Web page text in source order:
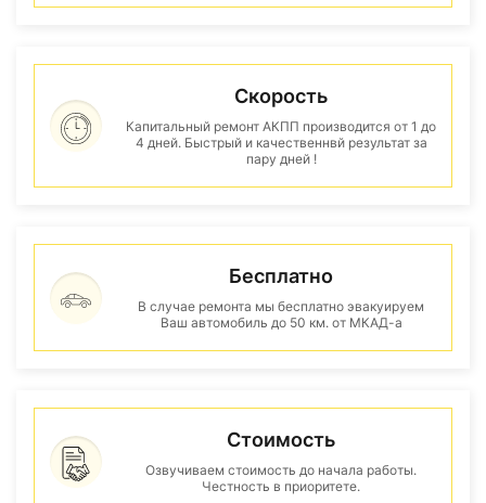
Скорость
Капитальный ремонт АКПП производится от 1 до
4 дней. Быстрый и качественнвй результат за
пару дней !
Бесплатно
В случае ремонта мы бесплатно эвакуируем
Ваш автомобиль до 50 км. от МКАД-а
Стоимость
Озвучиваем стоимость до начала работы.
Честность в приоритете.